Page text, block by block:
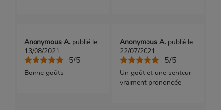
Anonymous A. publié le
13/08/2021
5/5
Bonne goûts
Anonymous A. publié le
22/07/2021
5/5
Un goût et une senteur
vraiment prononcée